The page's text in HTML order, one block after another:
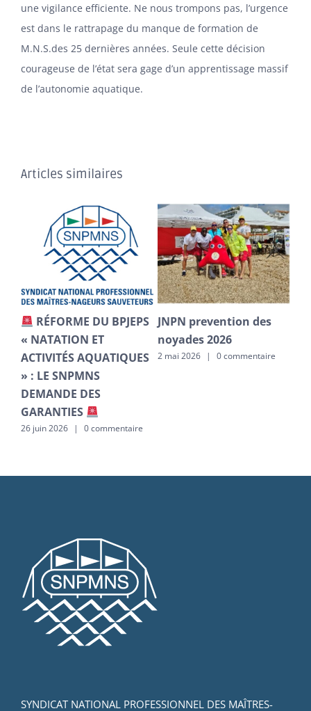
une vigilance efficiente. Ne nous trompons pas, l’urgence
est dans le rattrapage du manque de formation de
M.N.S.des 25 dernières années. Seule cette décision
courageuse de l’état sera gage d’un apprentissage massif
de l’autonomie aquatique.
Articles similaires
DU BPJEPS
ET
0 commentaire
JNPN prevention des
noyades 2026
2 mai 2026 | 0 commentaire
CAEPMNS 2026
positionnement
coordinations
NAGEURS SAUVETEURS